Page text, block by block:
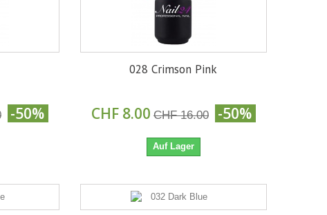
-50%
028 Crimson Pink
CHF 8.00 CHF 16.00 -50%
Auf Lager